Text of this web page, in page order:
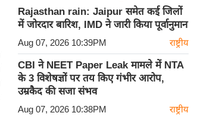
Rajasthan rain: Jaipur समेत कई जिलों
में जोरदार बारिश, IMD ने जारी किया पूर्वानुमान
Aug 07, 2026 10:39PM राष्ट्रीय
CBI ने NEET Paper Leak मामले में NTA
के 3 विशेषज्ञों पर तय किए गंभीर आरोप,
उम्रकैद की सजा संभव
Aug 07, 2026 10:38PM राष्ट्रीय